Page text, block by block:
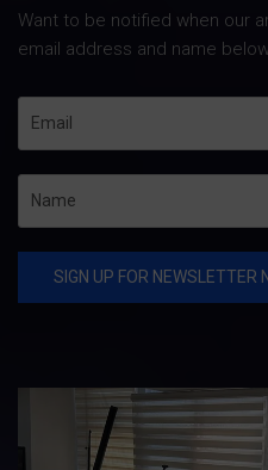
Want to be notified when our
email address and name